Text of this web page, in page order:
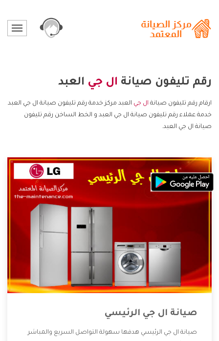
رقم تليفون صيانة ال جي العبد
ارقام رقم تليفون صيانة ال جي العبد مركز خدمة رقم تليفون صيانة ال جي العبد
خدمة عملاء رقم تليفون صيانة ال جي العبد و الخط الساخن رقم تليفون
صيانة ال جي العبد.
صيانة ال جي الرئيسي
صيانة ال جي الرئيسي هدفها سهولة التواصل السريع والمباشر